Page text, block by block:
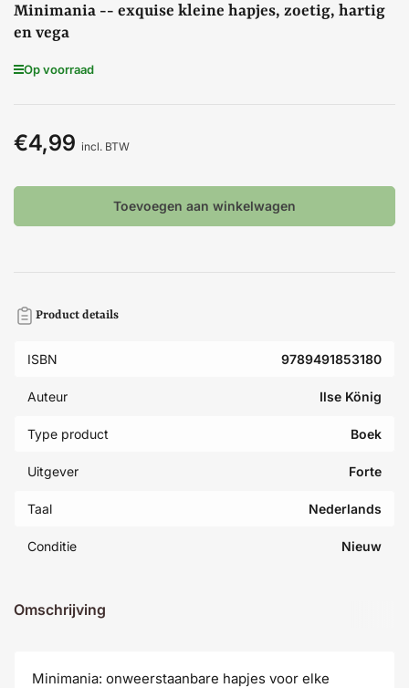
Minimania -- exquise kleine hapjes, zoetig, hartig
en vega
Op voorraad
Normale
€4,99 incl. BTW
Toevoegen aan winkelwagen
Product details
ISBN 9789491853180
Auteur Ilse König
Type product Boek
Uitgever Forte
Taal Nederlands
Conditie Nieuw
Omschrijving
Minimania: onweerstaanbare hapjes voor elke